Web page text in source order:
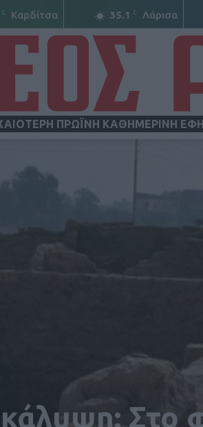
C Καρδίτσα 35.1 C Λάρισα
ΠΡΩΪΝΗ ΚΑΘΗΜΕΡΙΝΗ
Στο